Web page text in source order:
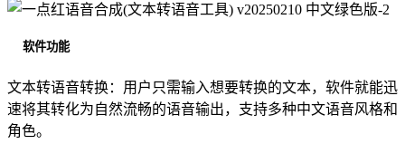
软件功能
文本转语音转换：用户只需输入想要转换的文本，软件就能迅
速将其转化为自然流畅的语音输出，支持多种中文语音风格和
角色。